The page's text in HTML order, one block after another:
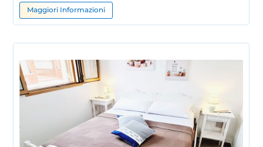
Maggiori Informazioni